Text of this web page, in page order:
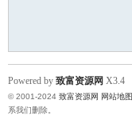
Powered by 致富资源网 X3.4
© 2001-2024 致富资源网 网站地图
系我们删除。